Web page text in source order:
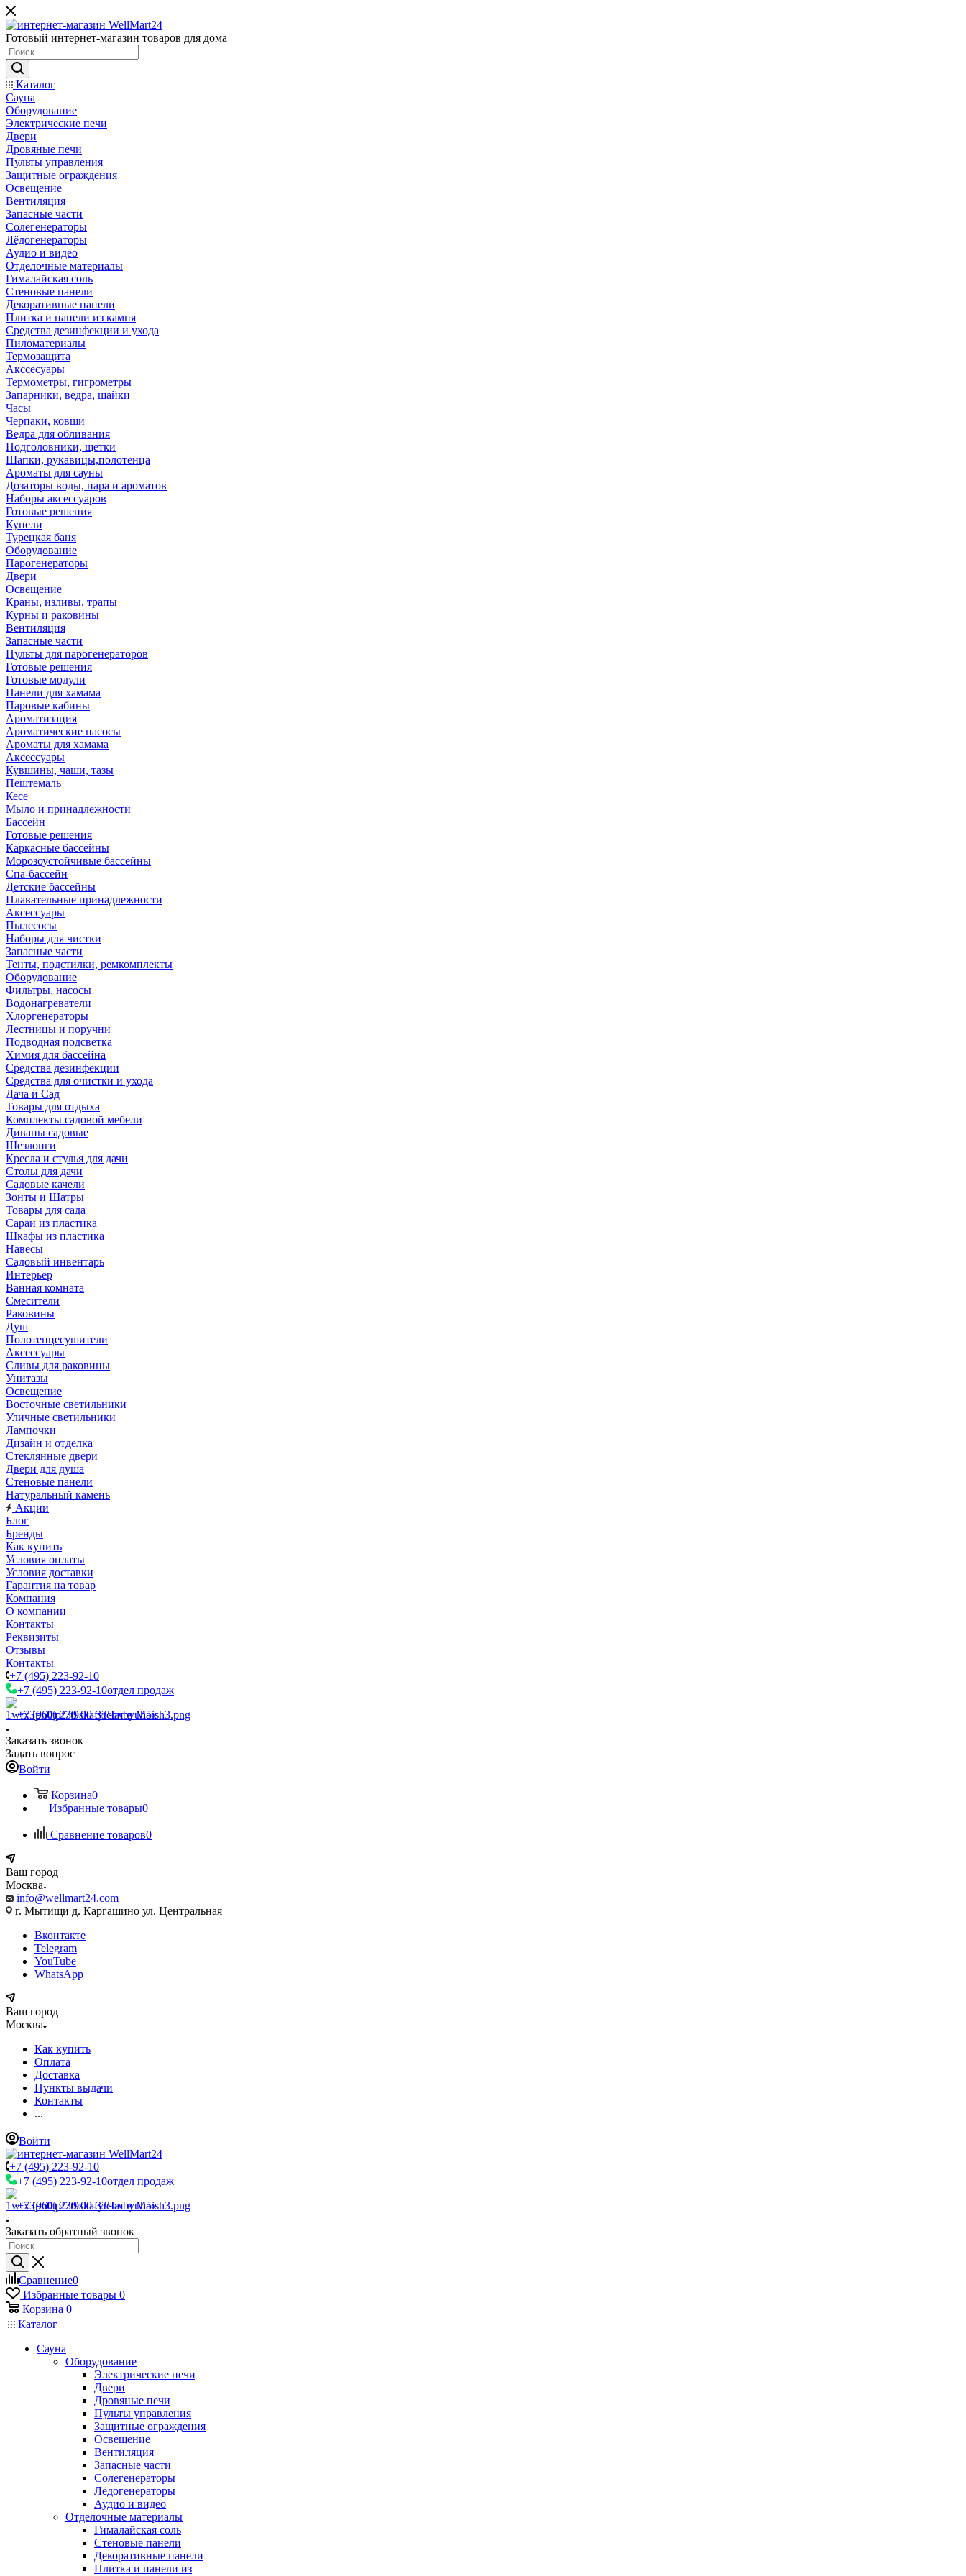
Готовый интернет-магазин товаров для дома
Каталог
Сауна
Оборудование
Электрические печи
Двери
Дровяные печи
Пульты управления
Защитные ограждения
Освещение
Вентиляция
Запасные части
Солегенераторы
Лёдогенераторы
Аудио и видео
Отделочные материалы
Гималайская соль
Стеновые панели
Декоративные панели
Плитка и панели из камня
Средства дезинфекции и ухода
Пиломатериалы
Термозащита
Аксcесуары
Термометры, гигрометры
Запарники, ведра, шайки
Часы
Черпаки, ковши
Ведра для обливания
Подголовники, щетки
Шапки, рукавицы,полотенца
Ароматы для сауны
Дозаторы воды, пара и ароматов
Наборы аксессуаров
Готовые решения
Купели
Турецкая баня
Оборудование
Парогенераторы
Двери
Освещение
Краны, изливы, трапы
Курны и раковины
Вентиляция
Запасные части
Пульты для парогенераторов
Готовые решения
Готовые модули
Панели для хамама
Паровые кабины
Ароматизация
Ароматические насосы
Ароматы для хамама
Аксессуары
Кувшины, чаши, тазы
Пештемаль
Кесе
Мыло и принадлежности
Бассейн
Готовые решения
Каркасные бассейны
Морозоустойчивые бассейны
Спа-бассейн
Детские бассейны
Плавательные принадлежности
Аксессуары
Пылесосы
Наборы для чистки
Запасные части
Тенты, подстилки, ремкомплекты
Оборудование
Фильтры, насосы
Водонагреватели
Хлоргенераторы
Лестницы и поручни
Подводная подсветка
Химия для бассейна
Средства дезинфекции
Средства для очистки и ухода
Дача и Сад
Товары для отдыха
Комплекты садовой мебели
Диваны садовые
Шезлонги
Кресла и стулья для дачи
Столы для дачи
Садовые качели
Зонты и Шатры
Товары для сада
Сараи из пластика
Шкафы из пластика
Навесы
Садовый инвентарь
Интерьер
Ванная комната
Смесители
Раковины
Душ
Полотенцесушители
Аксессуары
Сливы для раковины
Унитазы
Освещение
Восточные светильники
Уличные светильники
Лампочки
Дизайн и отделка
Стеклянные двери
Двери для душа
Стеновые панели
Натуральный камень
Акции
Блог
Бренды
Как купить
Условия оплаты
Условия доставки
Гарантия на товар
Компания
О компании
Контакты
Реквизиты
Отзывы
Контакты
+7 (495) 223-92-10
+7 (495) 223-92-10отдел продаж
+7 (960) 230-00-33Чат в Max
Заказать звонок
Задать вопрос
Войти
Корзина0
Избранные товары0
Сравнение товаров0
Ваш город
Москва
info@wellmart24.com
г. Мытищи д. Каргашино ул. Центральная
Вконтакте
Telegram
YouTube
WhatsApp
Ваш город
Москва
Как купить
Оплата
Доставка
Пункты выдачи
Контакты
...
Войти
+7 (495) 223-92-10
+7 (495) 223-92-10отдел продаж
+7 (960) 230-00-33Чат в Max
Заказать обратный звонок
Сравнение0
Избранные товары 0
Корзина 0
Каталог
Сауна
Оборудование
Электрические печи
Двери
Дровяные печи
Пульты управления
Защитные ограждения
Освещение
Вентиляция
Запасные части
Солегенераторы
Лёдогенераторы
Аудио и видео
Отделочные материалы
Гималайская соль
Стеновые панели
Декоративные панели
Плитка и панели из